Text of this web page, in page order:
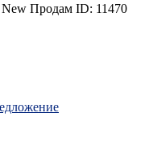
New Продам ID: 11470